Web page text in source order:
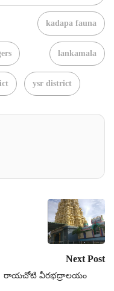
kadapa fauna
lankamala
ysr district
Next Post
రాయచోటి వీరభద్రాలయం